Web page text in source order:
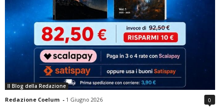
Il Blog della Redazione
Redazione Coelum - 1 Giugno 2026 0